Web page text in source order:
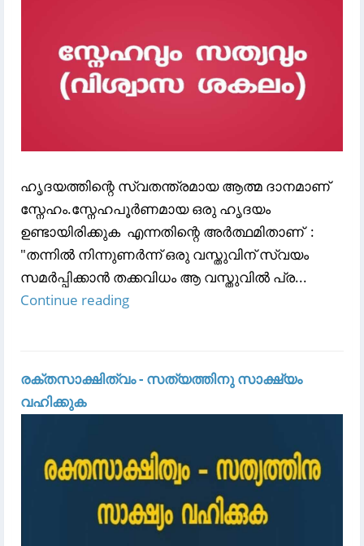
ഹൃദയത്തിന്റെ സ്വതന്ത്രമായ ആത്മ ദാനമാണ്
സ്നേഹം.സ്നേഹപൂർണമായ ഒരു ഹൃദയം
ഉണ്ടായിരിക്കുക എന്നതിന്റെ അർത്ഥമിതാണ് :
"തന്നിൽ നിന്നുണർന്ന് ഒരു വസ്തുവിന് സ്വയം
സമർപ്പിക്കാൻ തക്കവിധം ആ വസ്തുവിൽ പ്ര...
Continue reading
രക്തസാക്ഷിത്വം - സത്യത്തിനു സാക്ഷ്യം
വഹിക്കുക